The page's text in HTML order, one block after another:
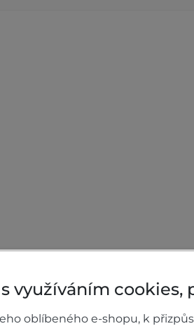
využíváním cookies,
oblíbeného e-shopu, k